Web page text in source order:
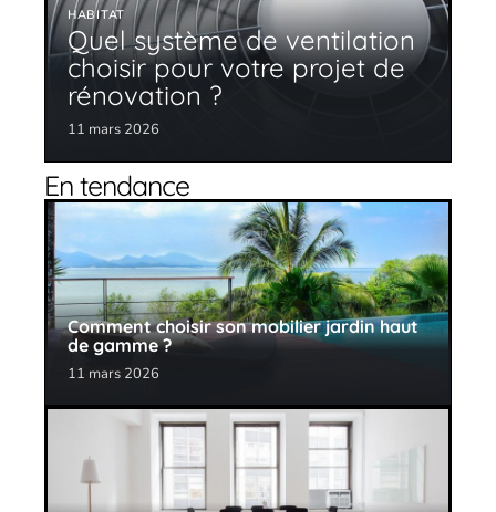
HABITAT
Quel système de ventilation
choisir pour votre projet de
rénovation ?
11 mars 2026
En tendance
Comment choisir son mobilier jardin haut
de gamme ?
11 mars 2026